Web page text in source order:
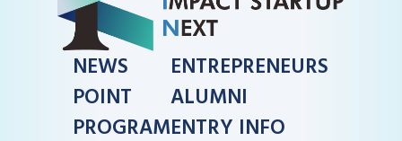
NEWS
POINT
PROGRAM
ENTREPRENEURS
ALUMNI
ENTRY INFO